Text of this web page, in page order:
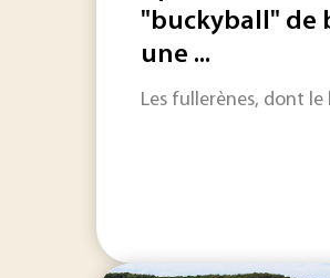
"buckyball" de
une ...
Les fullerènes, dont